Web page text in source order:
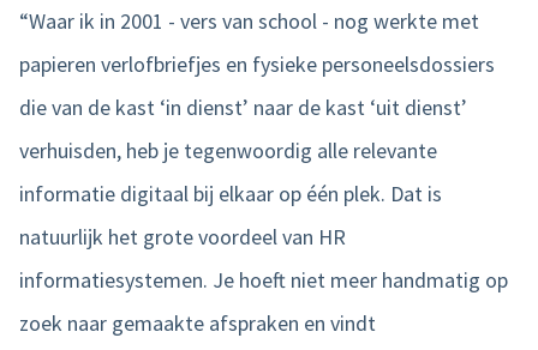
“Waar ik in 2001 - vers van school - nog werkte met
papieren verlofbriefjes en fysieke personeelsdossiers
die van de kast ‘in dienst’ naar de kast ‘uit dienst’
verhuisden, heb je tegenwoordig alle relevante
informatie digitaal bij elkaar op één plek. Dat is
natuurlijk het grote voordeel van HR
informatiesystemen. Je hoeft niet meer handmatig op
zoek naar gemaakte afspraken en vindt